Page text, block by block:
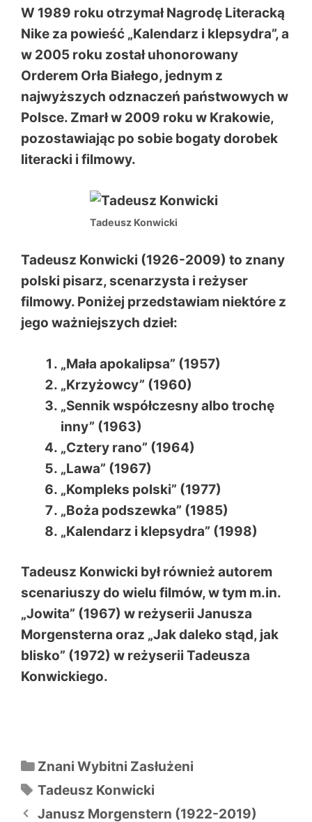
W 1989 roku otrzymał Nagrodę Literacką
Nike za powieść „Kalendarz i klepsydra”, a
w 2005 roku został uhonorowany
Orderem Orła Białego, jednym z
najwyższych odznaczeń państwowych w
Polsce. Zmarł w 2009 roku w Krakowie,
pozostawiając po sobie bogaty dorobek
literacki i filmowy.
Tadeusz Konwicki
Tadeusz Konwicki (1926-2009) to znany
polski pisarz, scenarzysta i reżyser
filmowy. Poniżej przedstawiam niektóre z
jego ważniejszych dzieł:
„Mała apokalipsa” (1957)
„Krzyżowcy” (1960)
„Sennik współczesny albo trochę
inny” (1963)
„Cztery rano” (1964)
„Lawa” (1967)
„Kompleks polski” (1977)
„Boża podszewka” (1985)
„Kalendarz i klepsydra” (1998)
Tadeusz Konwicki był również autorem
scenariuszy do wielu filmów, w tym m.in.
„Jowita” (1967) w reżyserii Janusza
Morgensterna oraz „Jak daleko stąd, jak
blisko” (1972) w reżyserii Tadeusza
Konwickiego.
Kategorie
Znani Wybitni Zasłużeni
Tagi
Tadeusz Konwicki
Nawigacja
Janusz Morgenstern (1922-2019)